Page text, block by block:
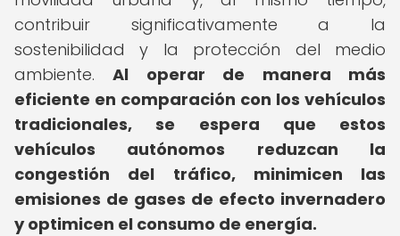
contribuir significativamente a la
sostenibilidad y la protección del medio
ambiente.Al operar de manera más
eficiente en comparación con los vehículos
tradicionales, se espera que estos
vehículos autónomos reduzcan la
congestión del tráfico, minimicen las
emisiones de gases de efecto invernadero
y optimicen el consumo de energía.